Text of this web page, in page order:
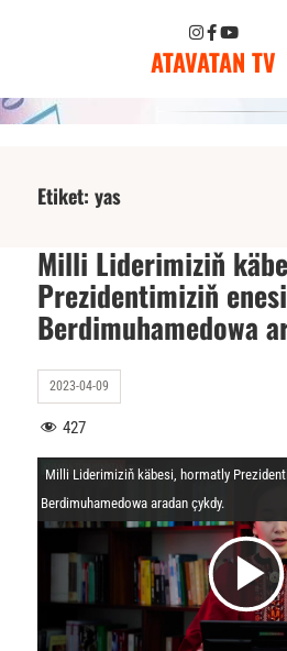
ATAVATAN TV
Etiket:yas
Milli Liderimiziň
Prezidentimiziň
Berdimuhamedowa
2023-04-09
427
Milli Liderimiziň käbesi, hormatly
Berdimuhamedowa aradan çykdy.
V